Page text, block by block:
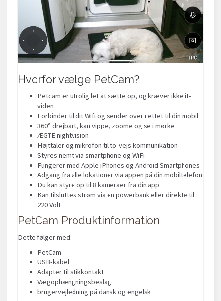
Hvorfor vælge PetCam?
Petcam er utrolig let at sætte op, og kræver ikke it-
viden
Forbinder til dit Wifi og sender over nettet til din mobil
360° drejbart, kan vippe, zoome og se i mørke
ÆGTE nightvision
Højttaler og mikrofon til to-vejs kommunikation
Styres nemt via smartphone og WiFi
Fungerer med Apple iPhones og Android Smartphones
Adgang fra alle lokationer via appen på din mobiltelefon
Du kan styre op til 8 kameraer fra din app
Kan tilsluttes strøm via en powerbank eller direkte til
220 Volt
PetCam Produktinformation
Dette følger med:
PetCam
USB-kabel
Adapter til stikkontakt
Vægophængningsbeslag
brugervejledning på dansk og engelsk